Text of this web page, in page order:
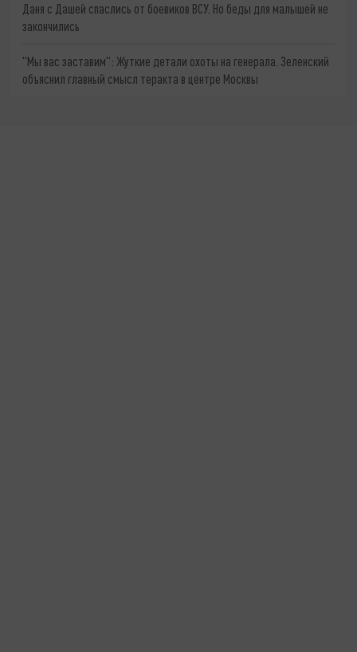
Даня с Дашей спаслись от боевиков ВСУ. Но беды для малышей не
закончились
"Мы вас заставим": Жуткие детали охоты на генерала. Зеленский
объяснил главный смысл теракта в центре Москвы